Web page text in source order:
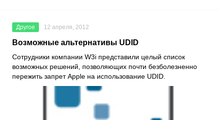
Другое 12 апреля, 2012
Возможные альтернативы UDID
Сотрудники компании W3i представили целый список
возможных решений, позволяющих почти безболезненно
пережить запрет Apple на использование UDID.